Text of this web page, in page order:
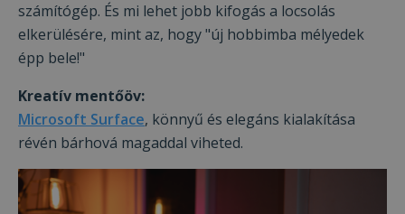
számítógép. És mi lehet jobb kifogás a locsolás
elkerülésére, mint az, hogy "új hobbimba mélyedek
épp bele!"
Kreatív mentőöv:
Microsoft Surface, könnyű és elegáns kialakítása
révén bárhová magaddal viheted.